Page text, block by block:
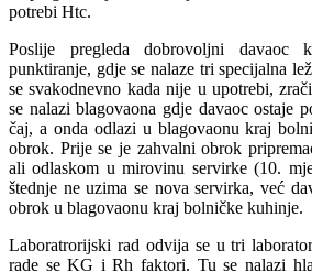
potrebi Htc.
Poslije pregleda dobrovoljni
punktiranje, gdje se nalaze tri specijalna
se svakodnevno kada nije u upotrebi,
se nalazi blagovaona gdje davaoc ostaje
čaj, a onda odlazi u blagovaonu kraj
obrok. Prije se je zahvalni obrok
ali odlaskom u mirovinu servirke (10.
štednje ne uzima se nova servirka, već
obrok u blagovaonu kraj bolničke kuhinje.
Laboratrorijski rad odvija se u tri
rade se KG i Rh faktori. Tu se nalazi